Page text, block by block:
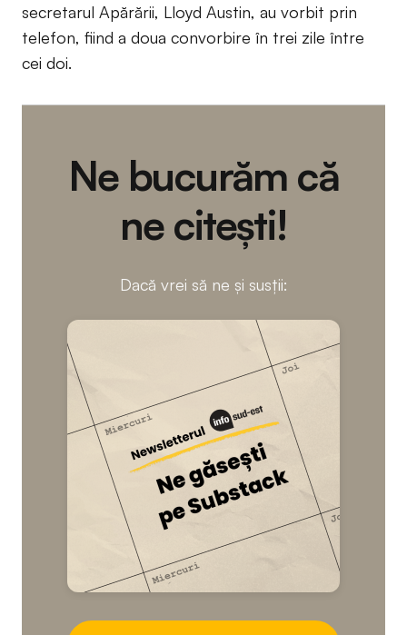
secretarul Apărării, Lloyd Austin, au vorbit prin
telefon, fiind a doua convorbire în trei zile între
cei doi.
Ne bucurăm că
ne citești!
Dacă vrei să ne și susții: